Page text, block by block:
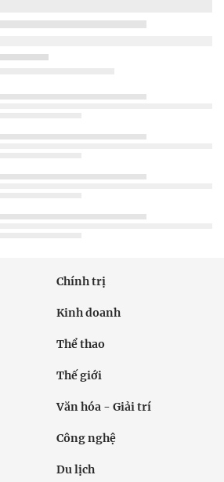
Chính trị
Kinh doanh
Thể thao
Thế giới
Văn hóa - Giải trí
Công nghệ
Du lịch